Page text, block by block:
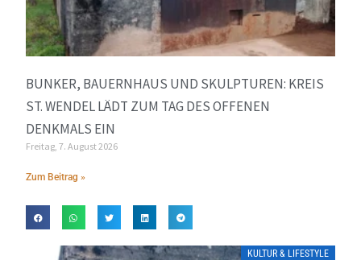
BUNKER, BAUERNHAUS UND SKULPTUREN: KREIS
ST. WENDEL LÄDT ZUM TAG DES OFFENEN
DENKMALS EIN
Freitag, 7. August 2026
Zum Beitrag »
KULTUR & LIFESTYLE